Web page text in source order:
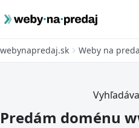
webynapredaj.sk Weby na
Predám doménu